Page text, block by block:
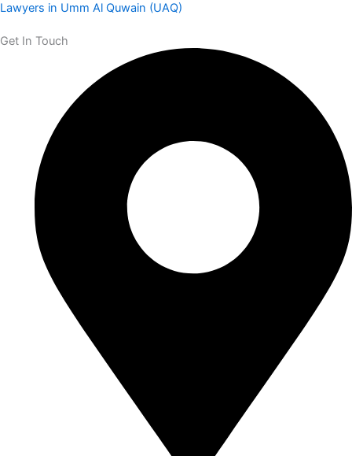
Lawyers in Umm Al Quwain (UAQ)
Get In Touch